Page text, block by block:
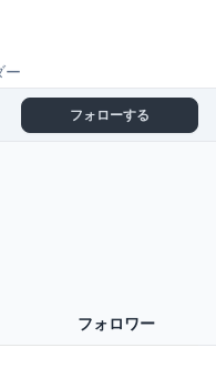
ー
フォローする
フォロワー